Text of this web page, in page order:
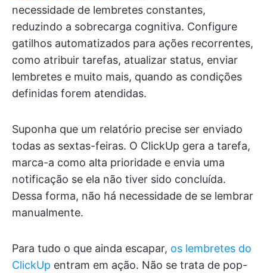
necessidade de lembretes constantes,
reduzindo a sobrecarga cognitiva. Configure
gatilhos automatizados para ações recorrentes,
como atribuir tarefas, atualizar status, enviar
lembretes e muito mais, quando as condições
definidas forem atendidas.
Suponha que um relatório precise ser enviado
todas as sextas-feiras. O ClickUp gera a tarefa,
marca-a como alta prioridade e envia uma
notificação se ela não tiver sido concluída.
Dessa forma, não há necessidade de se lembrar
manualmente.
Para tudo o que ainda escapar, os lembretes do
ClickUp entram em ação. Não se trata de pop-